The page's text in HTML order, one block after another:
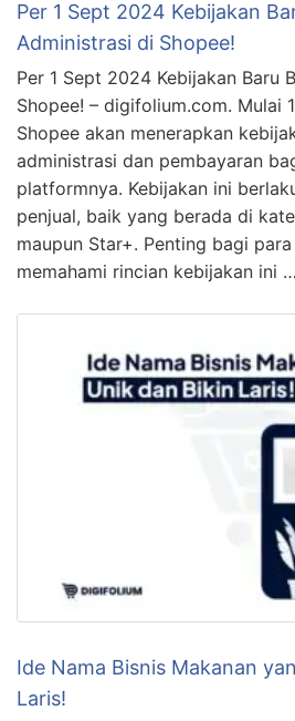
Per 1 Sept 2024 Kebijakan
Administrasi di Shopee!
Per 1 Sept 2024 Kebijakan Baru
Shopee! – digifolium.com. Mulai
Shopee akan menerapkan
administrasi dan pembayaran
platformnya. Kebijakan ini
penjual, baik yang berada di
maupun Star+. Penting bagi
memahami rincian kebijakan ini …
Ide Nama Bisnis Makanan
Laris!